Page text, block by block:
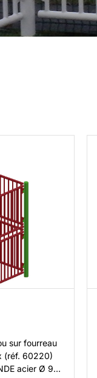
sur fourreau
(réf. 60220)
acier Ø 90